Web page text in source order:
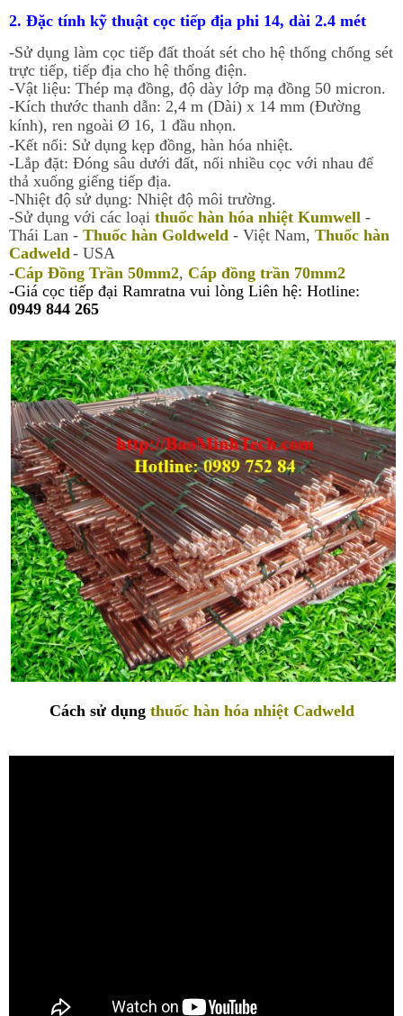
2. Đặc tính kỹ thuật cọc tiếp địa phi 14, dài 2.4 mét
-Sử dụng làm cọc tiếp đất thoát sét cho hệ thống chống sét
trực tiếp, tiếp địa cho hệ thống điện.
-Vật liệu: Thép mạ đồng, độ dày lớp mạ đồng 50 micron.
-Kích thước thanh dẫn: 2,4 m (Dài) x 14 mm (Đường
kính), ren ngoài Ø 16, 1 đầu nhọn.
-Kết nối: Sử dụng kẹp đồng, hàn hóa nhiệt.
-Lắp đặt: Đóng sâu dưới đất, nối nhiều cọc với nhau để
thả xuống giếng tiếp địa.
-Nhiệt độ sử dụng: Nhiệt độ môi trường.
-Sử dụng với các loại thuốc hàn hóa nhiệt Kumwell -
Thái Lan - Thuốc hàn Goldweld - Việt Nam, Thuốc hàn
Cadweld- USA
-Cáp Đồng Trần 50mm2, Cáp đồng trần 70mm2
-Giá cọc tiếp đại Ramratna vui lòng Liên hệ: Hotline:
0949 844 265
Cách sử dụng thuốc hàn hóa nhiệt Cadweld